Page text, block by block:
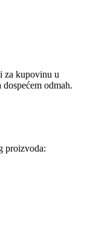
za kupovinu u
odmah.
proizvoda: